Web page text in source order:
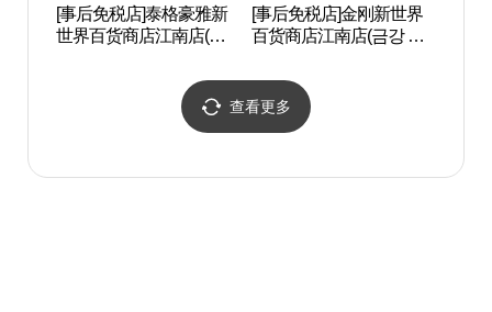
[事后免税店]泰格豪雅新
世界百货商店江南店(태
[事后免税店]金刚新世界
百货商店江南店(금강 신
查看更多